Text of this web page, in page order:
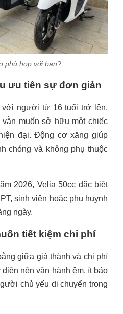
phù hợp với bạn?
ưu tiên sự đơn giản
người từ 16 tuổi trở lên,
muốn sở hữu một chiếc
đại. Động cơ xăng giúp
chóng và không phụ thuộc
2026, Velia 50cc đặc biệt
sinh viên hoặc phụ huynh
ngày.
tiết kiệm chi phí
giữa giá thành và chi phí
nên vận hành êm, ít bảo
chủ yếu di chuyển trong